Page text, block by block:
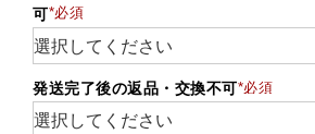
可
(必須)
発送完了後の返品・交換不可